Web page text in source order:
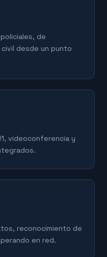
de
desde un punto
videoconferencia y
reconocimiento de
en red.